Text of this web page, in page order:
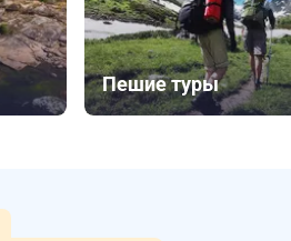
Пешие туры